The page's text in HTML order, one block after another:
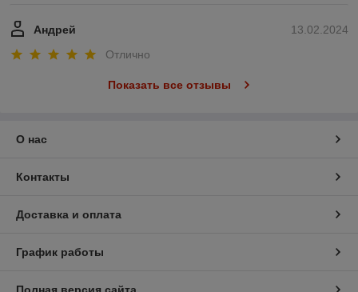
13.02.2024
Андрей
Отлично
Показать все отзывы
О нас
Контакты
Доставка и оплата
График работы